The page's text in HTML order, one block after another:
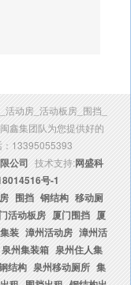
动房_活动板房_围挡_
鑫集团队为您提供好的
：13395055393
公司 技术支持:网盛科
号-1
围挡 钢结构 移动厕
活动板房 厦门围挡 厦
装 漳州活动房 漳州活
泉州集装箱 泉州住人集
结构 泉州移动厕所 集